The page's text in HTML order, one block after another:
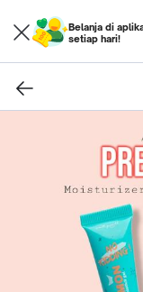
Belanja di
setiap hari!